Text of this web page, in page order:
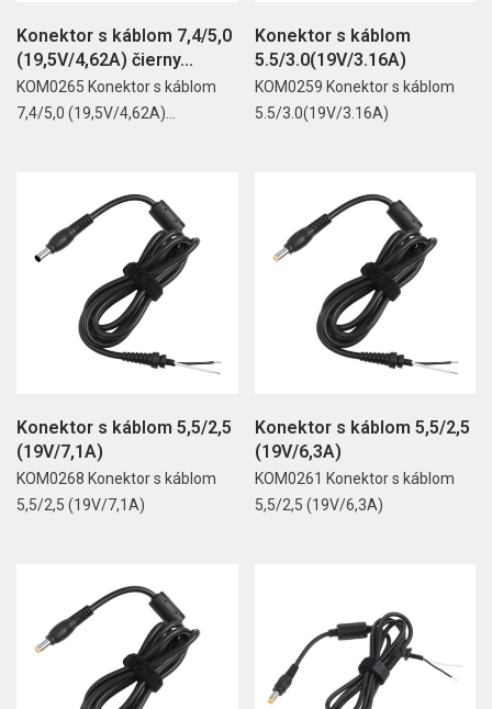
Konektor s káblom 7,4/5,0
(19,5V/4,62A) čierny...
KOM0265 Konektor s káblom
7,4/5,0 (19,5V/4,62A)...
Konektor s káblom
5.5/3.0(19V/3.16A)
KOM0259 Konektor s káblom
5.5/3.0(19V/3.16A)
Konektor s káblom 5,5/2,5
(19V/7,1A)
KOM0268 Konektor s káblom
5,5/2,5 (19V/7,1A)
Konektor s káblom 5,5/2,5
(19V/6,3A)
KOM0261 Konektor s káblom
5,5/2,5 (19V/6,3A)